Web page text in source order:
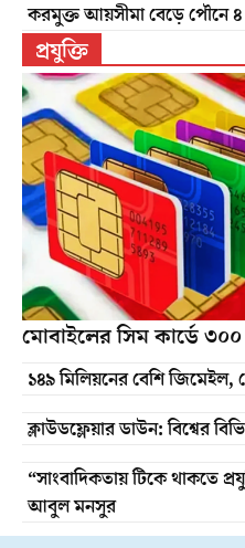
করমুক্ত আয়সীমা বেড়ে পৌনে ৪
প্রযুক্তি
মোবাইলের সিম কার্ডে ৩০০
১৪৯ মিলিয়নের বেশি জিমেইল,
ক্লাউডফ্লেয়ার ডাউন: বিশ্বের
“সাংবাদিকতায় টিকে থাকতে
আবুল মনসুর